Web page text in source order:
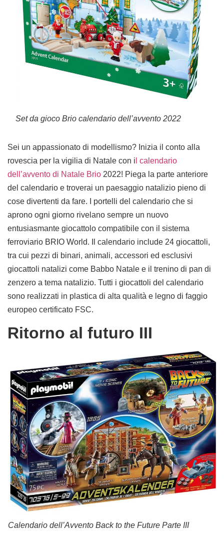
Set da gioco Brio calendario dell’avvento 2022
Sei un appassionato di modellismo? Inizia il conto alla
rovescia per la vigilia di Natale con i l calendario
dell’avvento di Natale Brio 2022! Piega la parte anteriore
del calendario e troverai un paesaggio natalizio pieno di
cose divertenti da fare. I portelli del calendario che si
aprono ogni giorno rivelano sempre un nuovo
entusiasmante giocattolo compatibile con il sistema
ferroviario BRIO World. Il calendario include 24 giocattoli,
tra cui pezzi di binari, animali, accessori ed esclusivi
giocattoli natalizi come Babbo Natale e il trenino di pan di
zenzero a tema natalizio. Tutti i giocattoli del calendario
sono realizzati in plastica di alta qualità e legno di faggio
europeo certificato FSC.
Ritorno al futuro III
Calendario dell’Avvento Back to the Future Parte III